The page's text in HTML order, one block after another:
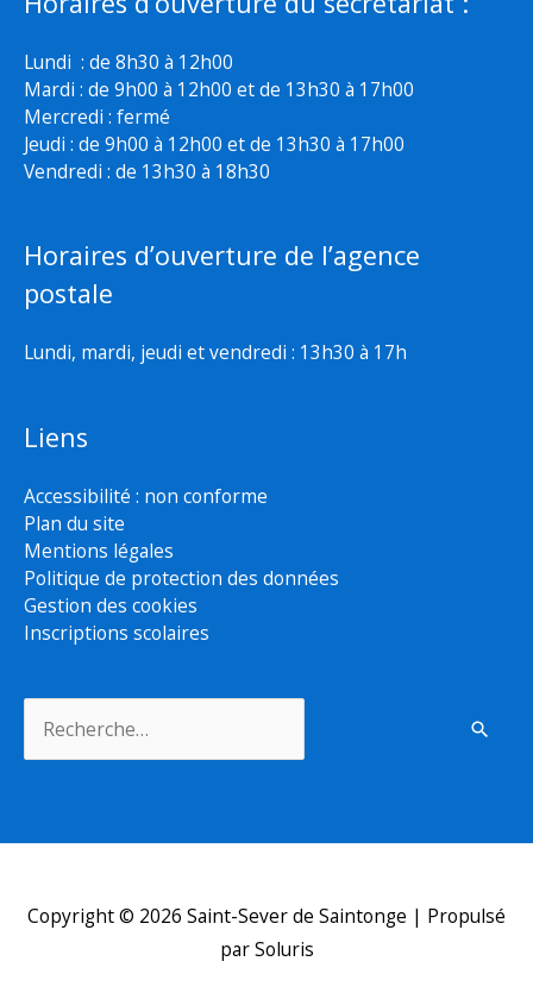
Lundi : de 8h30 à 12h00
Mardi : de 9h00 à 12h00 et de 13h30 à 17h00
Mercredi : fermé
Jeudi : de 9h00 à 12h00 et de 13h30 à 17h00
Vendredi : de 13h30 à 18h30
Horaires d’ouverture de l’agence
postale
Lundi, mardi, jeudi et vendredi : 13h30 à 17h
Liens
Accessibilité : non conforme
Plan du site
Mentions légales
Politique de protection des données
Gestion des cookies
Inscriptions scolaires
Copyright © 2026 Saint-Sever de Saintonge | Propulsé
par Soluris